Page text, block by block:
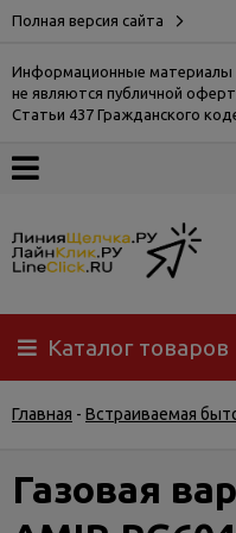
Полная версия сайта
Информационные материалы
не являются публичной
Статьи 437 Гражданского
О
Доставка
Самовывоз
Гарантия
Каталог товаров
Главная - Встраиваемая
Газовая